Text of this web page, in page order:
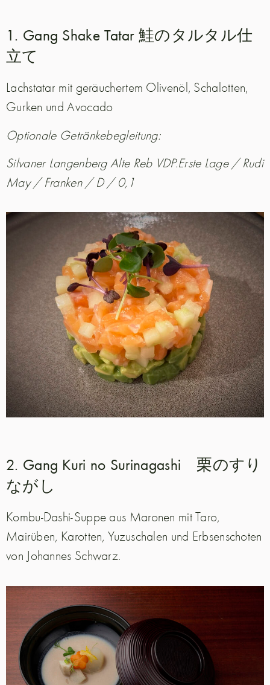
1. Gang Shake Tatar 鮭のタルタル仕
立て
Lachstatar mit geräuchertem Olivenöl, Schalotten,
Gurken und Avocado
Optionale Getränkebegleitung:
Silvaner Langenberg Alte Reb VDP.Erste Lage / Rudi
May / Franken / D / 0,1
2. Gang Kuri no Surinagashi 栗のすり
ながし
Kombu-Dashi-Suppe aus Maronen mit Taro,
Mairüben, Karotten, Yuzuschalen und Erbsenschoten
von Johannes Schwarz.